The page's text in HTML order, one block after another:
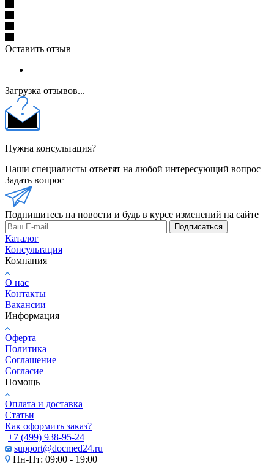
Оставить отзыв
Загрузка отзывов...
Нужна консультация?
Наши специалисты ответят на любой интересующий вопрос
Задать вопрос
Подпишитесь на новости и будь в курсе изменений на сайте
Подписаться
Каталог
Консультация
Компания
О нас
Контакты
Вакансии
Информация
Оферта
Политика
Соглашение
Согласие
Помощь
Оплата и доставка
Статьи
Как оформить заказ?
+7 (499) 938-95-24
support@docmed24.ru
Пн-Пт: 09:00 - 19:00